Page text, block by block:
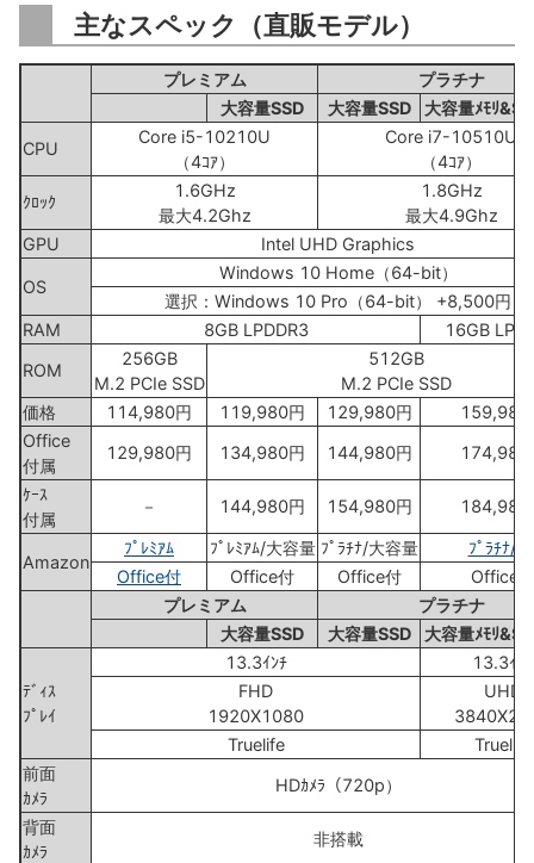
主なスペック（直販モデル）
プレミアム
プラチナ
大容量SSD
大容量SSD
大容量ﾒﾓﾘ
CPU
Core i5-10210U
（4ｺｱ）
Core i7-10510U
（4ｺｱ）
ｸﾛｯｸ
1.6GHz
最大4.2Ghz
1.8GHz
最大4.9Ghz
GPU
Intel UHD Graphics
OS
Windows 10 Home（64-bit）
選択：Windows 10 Pro（64-bit） +8,500円
RAM
8GB LPDDR3
16GB
ROM
256GB
M.2 PCIe SSD
512GB
M.2 PCIe SSD
価格
114,980円 119,980円 129,980円
159,980
Office
付属
129,980円 134,980円 144,980円 174,980
ｹｰｽ
付属
－ 144,980円 154,980円 184,980
Amazon
ﾌﾟﾚﾐｱﾑ ﾌﾟﾚﾐｱﾑ/大容量 ﾌﾟﾗﾁﾅ/大容量
ﾌﾟﾗﾁﾅ/
Office付
Office付 Office付
Office付
プレミアム
プラチナ
大容量SSD
大容量SSD 大容量ﾒﾓﾘ
ﾃﾞｨｽ
ﾌﾟﾚｲ
13.3ｲﾝﾁ
13.3ｲﾝﾁ
FHD
1920X1080
UHD
Truelife
Truelife
前面
ｶﾒﾗ
HDｶﾒﾗ（720p）
背面
ｶﾒﾗ
非搭載